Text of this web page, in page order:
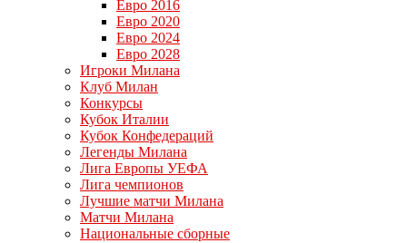
Евро 2016
Евро 2020
Евро 2024
Евро 2028
Игроки Милана
Клуб Милан
Конкурсы
Кубок Италии
Кубок Конфедераций
Легенды Милана
Лига Европы УЕФА
Лига чемпионов
Лучшие матчи Милана
Матчи Милана
Национальные сборные